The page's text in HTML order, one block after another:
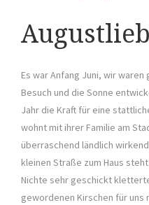
Es war Anfang Juni, wir
Besuch und die Sonne
Jahr die Kraft für eine
wohnt mit ihrer Familie am
überraschend ländlich
kleinen Straße zum Haus
Nichte sehr geschickt
gewordenen Kirschen für uns